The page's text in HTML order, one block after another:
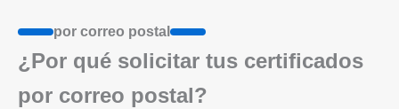
por correo postal
¿Por qué solicitar tus certificados
por correo postal?